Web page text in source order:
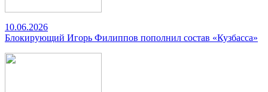
10.06.2026
Блокирующий Игорь Филиппов пополнил состав «Кузбасса»